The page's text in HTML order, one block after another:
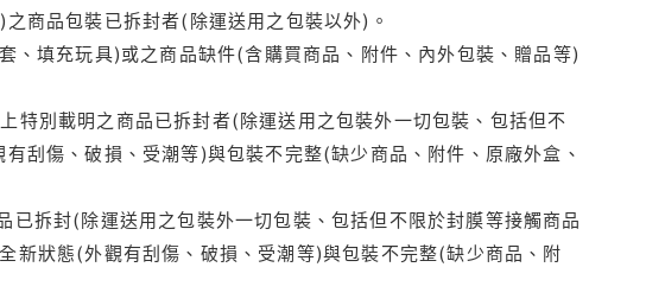
商品包裝已拆封者(除運送用之包裝以外)。
填充玩具)或之商品缺件(含購買商品、附件、內外包裝、贈品等)
特別載明之商品已拆封者(除運送用之包裝外一切包裝、包括但不
刮傷、破損、受潮等)與包裝不完整(缺少商品、附件、原廠外盒、
拆封(除運送用之包裝外一切包裝、包括但不限於封膜等接觸商品
新狀態(外觀有刮傷、破損、受潮等)與包裝不完整(缺少商品、附